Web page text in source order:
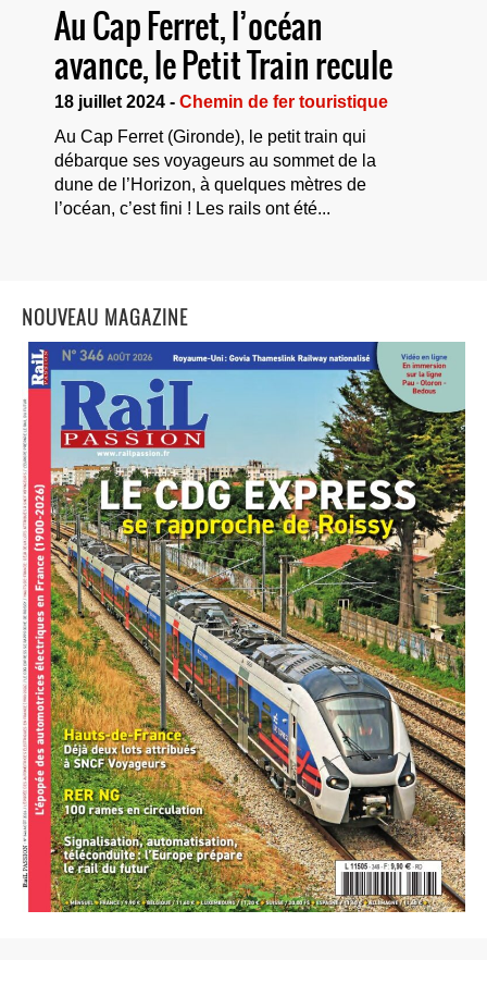
Au Cap Ferret, l’océan
avance, le Petit Train recule
18 juillet 2024 - Chemin de fer touristique
Au Cap Ferret (Gironde), le petit train qui
débarque ses voyageurs au sommet de la
dune de l’Horizon, à quelques mètres de
l’océan, c’est fini ! Les rails ont été...
NOUVEAU MAGAZINE